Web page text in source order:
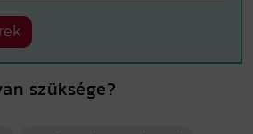
szüksége?